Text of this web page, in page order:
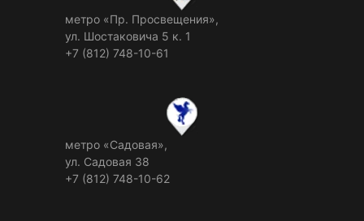
метро «Пр. Просвещения»,
ул. Шостаковича 5 к. 1
+7 (812) 748-10-61
метро «Садовая»,
ул. Садовая 38
+7 (812) 748-10-62